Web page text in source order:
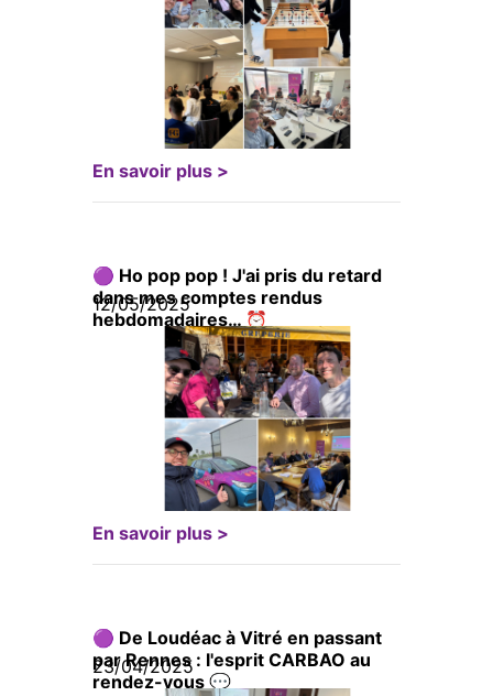
En savoir plus >
🟣 Ho pop pop ! J'ai pris du retard
dans mes comptes rendus
hebdomadaires… ⏰
12/05/2025
En savoir plus >
🟣 De Loudéac à Vitré en passant
par Rennes : l'esprit CARBAO au
rendez-vous 💬
23/04/2025